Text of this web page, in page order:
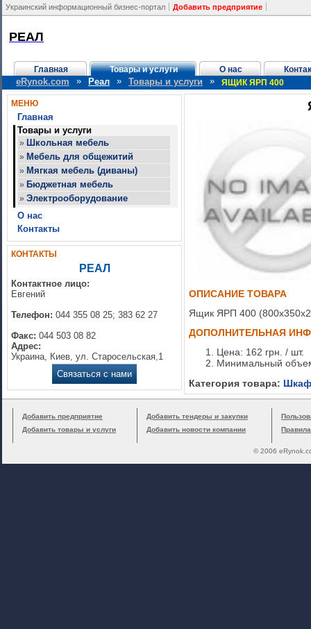
Украинский информационный бизнес-портал Добавить предприятие
РЕАЛ
Главная Товары и услуги О нас
eRynok.com » Реал » Товары и услуги » ЯЩИК ЯРП 400
МЕНЮ
Главная
Товары и услуги
» Школьная мебель
» Мебель для общежитий
» Мягкая мебель (диваны)
» Бюджетная мебель
» Электрооборудование
О нас
Контакты
КОНТАКТЫ
РЕАЛ
Контактное лицо:
Евгений
Телефон: 044 355 08 25; 383 62 27
Факс: 044 503 08 82
Адрес:
Украина, Киев, ул. Старосельская,1
Связаться с нами
ОПИСАНИЕ ТОВАРА
Ящик ЯРП 400
ДОПОЛНИТЕЛЬНАЯ
Цена: 162 грн. / шт.
Минимальный
Категория товара:
Добавить предприятие
Добавить товары и услуги
Добавить тендеры и закупки
Добавить новости компании
© 2006